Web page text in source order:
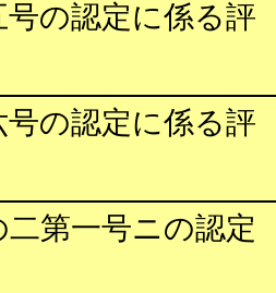
の認定に係る評
の認定に係る評
第一号ニの認定